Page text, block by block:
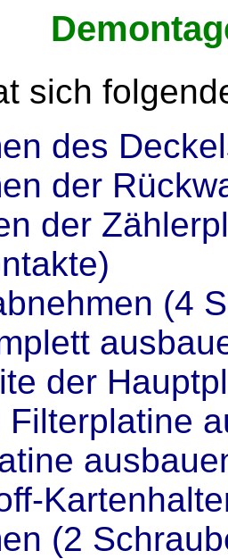
sich
des
der
der
(4
der
Filterplatine
(2